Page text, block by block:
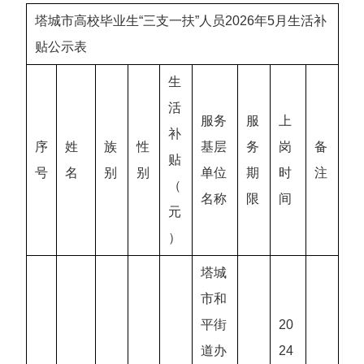
塔城市高校毕业生“三支一扶”人员2026年5月生活补
贴公示表
序
号
姓
名
族
别
性
别
生
活
补
贴
（
元
）
服务
基层
单位
名称
服
务
期
限
上
岗
时
间
备
注
塔城
市和
平街
道办
20
24